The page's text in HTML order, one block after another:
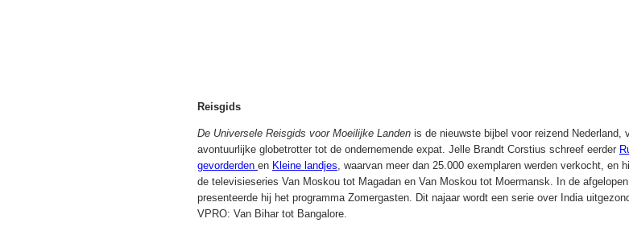
Reisgids
De Universele Reisgids voor Moeilijke Landen is de nieuwste bijbel voor reizend Nederland,
avontuurlijke globetrotter tot de ondernemende expat. Jelle Brandt Corstius schreef eerder
gevorderden en Kleine landjes , waarvan meer dan 25.000 exemplaren werden verkocht, en
de televisieseries Van Moskou tot Magadan en Van Moskou tot Moermansk. In de
presenteerde hij het programma Zomergasten. Dit najaar wordt een serie over India
VPRO: Van Bihar tot Bangalore.